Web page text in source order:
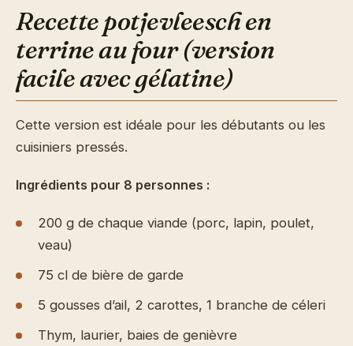
Recette potjevleesch en
terrine au four (version
facile avec gélatine)
Cette version est idéale pour les débutants ou les
cuisiniers pressés.
Ingrédients pour 8 personnes :
200 g de chaque viande (porc, lapin, poulet,
veau)
75 cl de bière de garde
5 gousses d’ail, 2 carottes, 1 branche de céleri
Thym, laurier, baies de genièvre